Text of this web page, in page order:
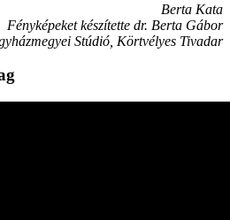
Berta Kata
Fényképeket készítette dr. Berta Gábor
Stúdió, Körtvélyes Tivadar